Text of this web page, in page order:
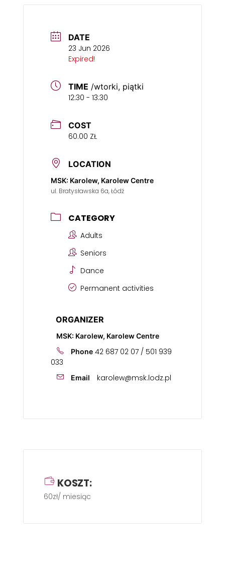
DATE
23 Jun 2026
Expired!
TIME /wtorki, piątki
12:30 - 13:30
COST
60.00 ZŁ
LOCATION
MSK: Karolew, Karolew Centre
ul. Bratysławska 6a, Łódź
CATEGORY
Adults
Seniors
Dance
Permanent activities
ORGANIZER
MSK: Karolew, Karolew Centre
Phone 42 687 02 07 / 501 939
033
Email karolew@msk.lodz.pl
KOSZT:
60zł/ miesiąc